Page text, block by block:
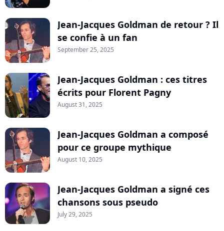
Jean-Jacques Goldman de retour ? Il
se confie à un fan
September 25, 2025
Jean-Jacques Goldman : ces titres
écrits pour Florent Pagny
August 31, 2025
Jean-Jacques Goldman a composé
pour ce groupe mythique
August 10, 2025
Jean-Jacques Goldman a signé ces
chansons sous pseudo
July 29, 2025